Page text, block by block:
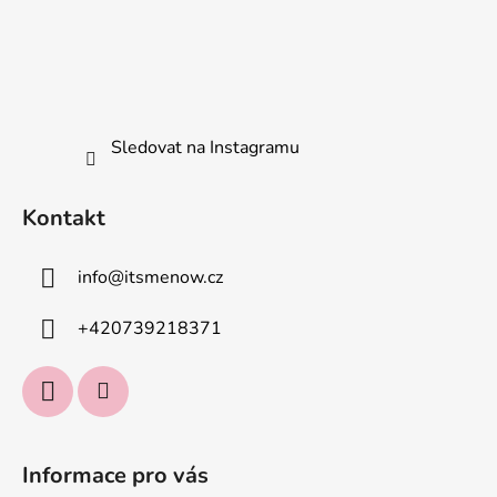
Sledovat na Instagramu
Kontakt
info@itsmenow.cz
+420739218371
Informace pro vás